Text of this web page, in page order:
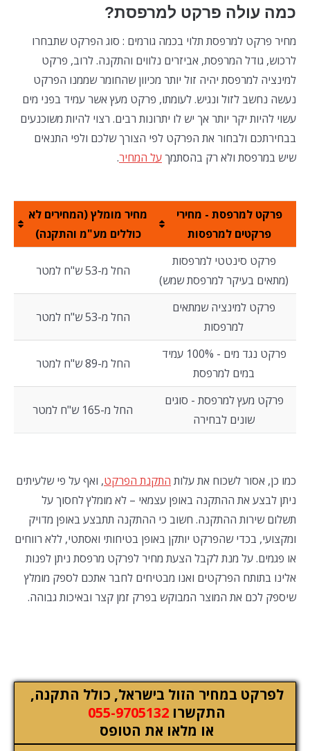
כמה עולה פרקט למרפסת?
מחיר פרקט למרפסת תלוי בכמה גורמים : סוג הפרקט שתבחרו
לרכוש, גודל המרפסת, אביזרים נלווים והתקנה. לרוב, פרקט
למינציה למרפסת יהיה זול יותר מכיוון שהחומר שממנו הפרקט
נעשה נחשב לזול ונגיש. לעומתו, פרקט מעץ אשר עמיד בפני מים
עשוי להיות יקר יותר אך יש לו יתרונות רבים. רצוי להיות משוכנעים
בבחירתכם ולבחור את הפרקט לפי הצורך שלכם ולפי התנאים
שיש במרפסת ולא רק בהסתמךעל המחיר.
פרקט למרפסת - מחירי
פרקטים למרפסות
מחיר מומלץ (המחירים לא
כוללים מע"מ והתקנה)
פרקט סינטטי למרפסות
(מתאים בעיקר למרפסת שמש)
החל מ-53 ש"ח למטר
פרקט למינציה שמתאים
למרפסות
החל מ-53 ש"ח למטר
פרקט נגד מים - 100% עמיד
במים למרפסת
החל מ-89 ש"ח למטר
פרקט מעץ למרפסת - סוגים
שונים לבחירה
החל מ-165 ש"ח למטר
כמו כן, אסור לשכוח את עלות התקנת הפרקט, ואף על פי שלעיתים
ניתן לבצע את ההתקנה באופן עצמאי – לא מומלץ לחסוך על
תשלום שירות ההתקנה. חשוב כי ההתקנה תתבצע באופן מדויק
ומקצועי, בכדי שהפרקט יותקן באופן בטיחותי ואסתטי, ללא רווחים
או פגמים. על מנת לקבל הצעת מחיר לפרקט מרפסת ניתן לפנות
אלינו בתותח הפרקטים ואנו מבטיחים לחבר אתכם לספק מומלץ
שיספק לכם את המוצר המבוקש בפרק זמן קצר ובאיכות גבוהה.
לפרקט במחיר הזול בישראל, כולל התקנה,
התקשרו 055-9705132
או מלאו את הטופס